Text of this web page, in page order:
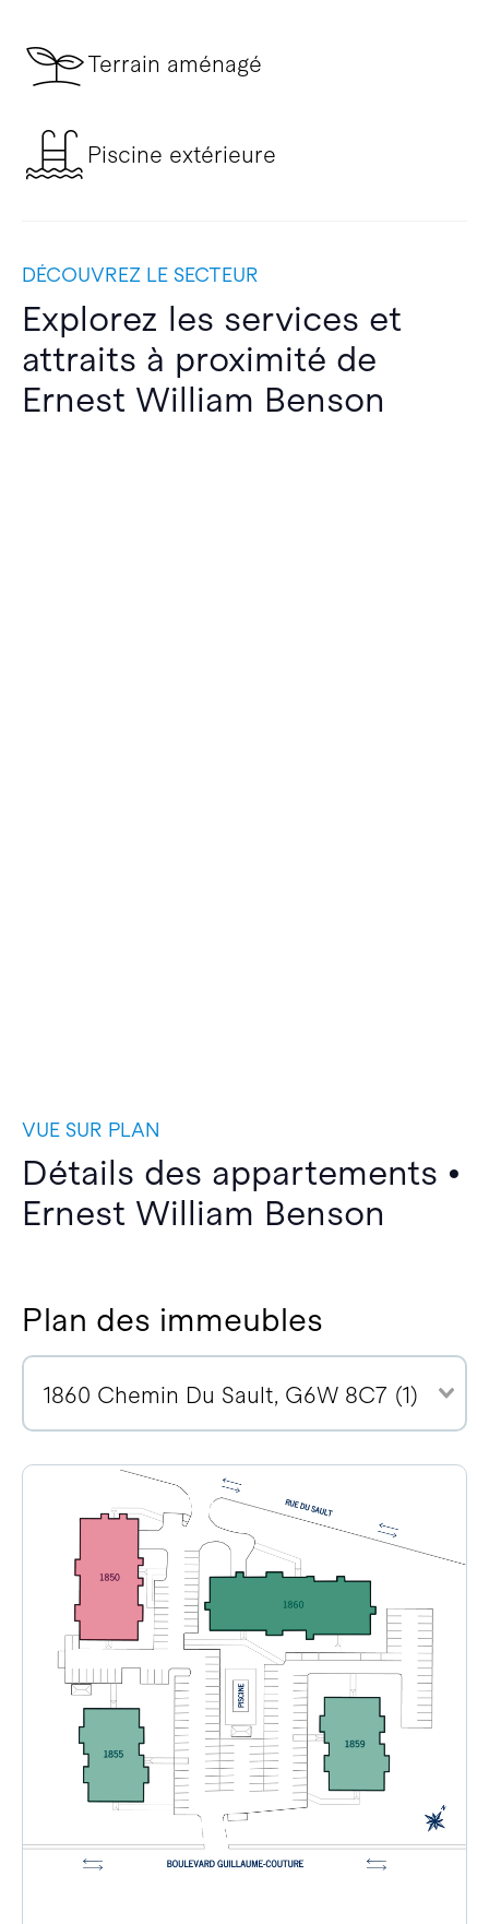
Terrain aménagé
Piscine extérieure
DÉCOUVREZ LE SECTEUR
Explorez les services et
attraits à proximité de
Ernest William Benson
VUE SUR PLAN
Détails des appartements •
Ernest William Benson
Plan des immeubles
1860 Chemin Du Sault, G6W 8C7 (1)